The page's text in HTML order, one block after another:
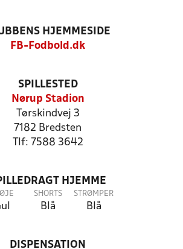
HJEMMESIDE
FB-Fodbold.dk
SPILLESTED
Nørup Stadion
Tørskindvej 3
7182 Bredsten
Tlf: 7588 3642
HJEMME
SHORTS
Blå
STRØMPER
Blå
DISPENSATION